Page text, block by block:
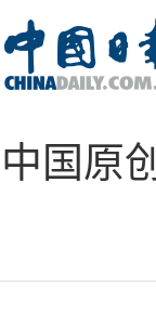
中国原